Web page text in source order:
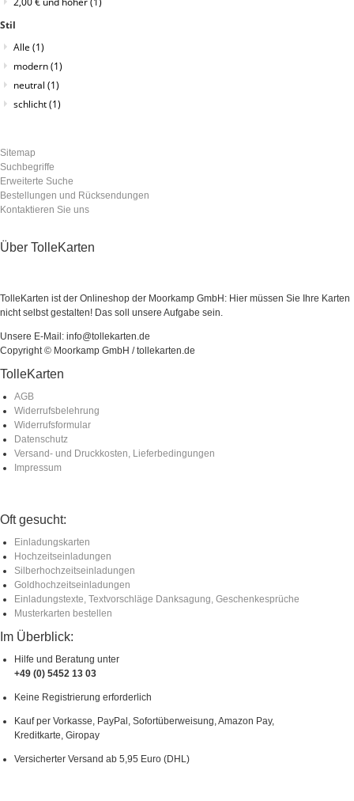
Stil
Alle (1)
modern(1)
neutral (1)
schlicht(1)
Sitemap
Suchbegriffe
Erweiterte Suche
Bestellungen und Rücksendungen
Kontaktieren Sie uns
Über TolleKarten
TolleKarten ist der Onlineshop der Moorkamp GmbH: Hier müssen Sie Ihre Karten
nicht selbst gestalten! Das soll unsere Aufgabe sein.
Unsere E-Mail: info@tollekarten.de
Copyright © Moorkamp GmbH / tollekarten.de
TolleKarten
AGB
Widerrufsbelehrung
Widerrufsformular
Datenschutz
Versand- und Druckkosten, Lieferbedingungen
Impressum
Oft gesucht:
Einladungskarten
Hochzeitseinladungen
Silberhochzeitseinladungen
Goldhochzeitseinladungen
Einladungstexte, Textvorschläge Danksagung, Geschenkesprüche
Musterkarten bestellen
Im Überblick:
Hilfe und Beratung unter
+49 (0) 5452 13 03
Keine Registrierung erforderlich
Kauf per Vorkasse, PayPal, Sofortüberweisung, Amazon Pay,
Kreditkarte, Giropay
Versicherter Versand ab 5,95 Euro (DHL)